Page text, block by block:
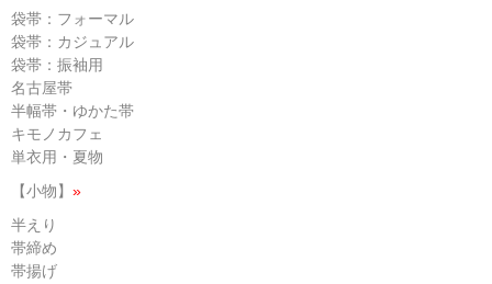
袋帯：フォーマル
袋帯：カジュアル
袋帯：振袖用
名古屋帯
半幅帯・ゆかた帯
キモノカフェ
単衣用・夏物
【小物】 »
半えり
帯締め
帯揚げ